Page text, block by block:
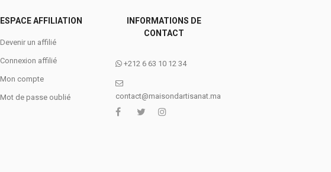
ESPACE AFFILIATION
Devenir un affilié
Connexion affilié
Mon compte
Mot de passe oublié
INFORMATIONS DE
CONTACT
+212 6 63 10 12 34
contact@maisondartisanat.ma